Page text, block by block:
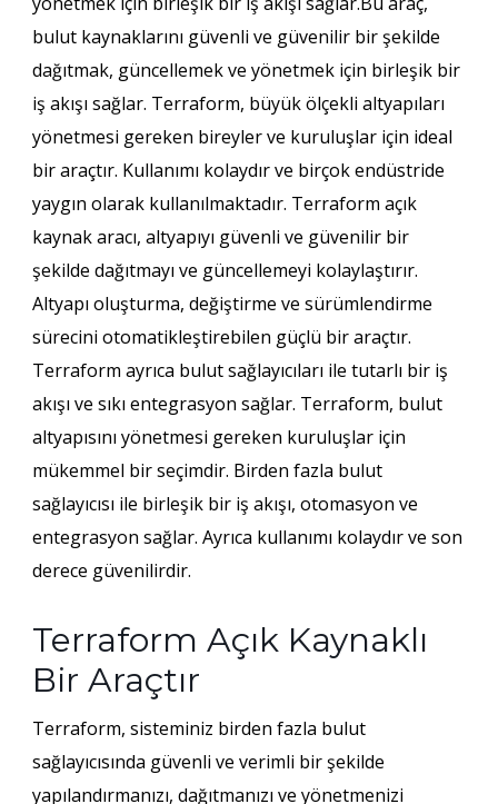
bulut kaynaklarını güvenli ve güvenilir bir şekilde
dağıtmak, güncellemek ve yönetmek için birleşik bir
iş akışı sağlar. Terraform, büyük ölçekli altyapıları
yönetmesi gereken bireyler ve kuruluşlar için ideal
bir araçtır. Kullanımı kolaydır ve birçok endüstride
yaygın olarak kullanılmaktadır. Terraform açık
kaynak aracı, altyapıyı güvenli ve güvenilir bir
şekilde dağıtmayı ve güncellemeyi kolaylaştırır.
Altyapı oluşturma, değiştirme ve sürümlendirme
sürecini otomatikleştirebilen güçlü bir araçtır.
Terraform ayrıca bulut sağlayıcıları ile tutarlı bir iş
akışı ve sıkı entegrasyon sağlar. Terraform, bulut
altyapısını yönetmesi gereken kuruluşlar için
mükemmel bir seçimdir. Birden fazla bulut
sağlayıcısı ile birleşik bir iş akışı, otomasyon ve
entegrasyon sağlar. Ayrıca kullanımı kolaydır ve son
derece güvenilirdir.
Terraform Açık Kaynaklı
Bir Araçtır
Terraform, sisteminiz birden fazla bulut
sağlayıcısında güvenli ve verimli bir şekilde
yapılandırmanızı, dağıtmanızı ve yönetmenizi